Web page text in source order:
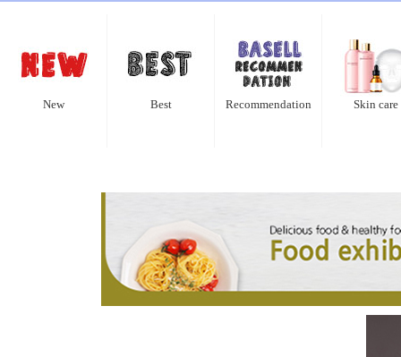
New Best Recommendation Skin care